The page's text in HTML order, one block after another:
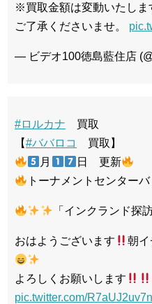
※買取金額は変動いたしま
ご了承くださいませ。
— ビデオ100徳島藍住店
#ロルカナ 買取
【#ババロコ
買取】
月
日 更新
トーナメントセンター
「インクランド
おはようございます 朝
よろしくお願いします
pic.twitter.com/R7aUJ2uv7n